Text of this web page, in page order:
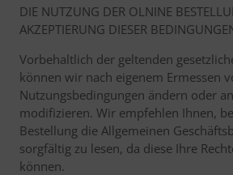
DIE NUTZUNG DER OLNINE
AKZEPTIERUNG DIESER
Vorbehaltlich der geltenden
können wir nach eigenem Ermessen
Nutzungsbedingungen ändern oder
modifizieren. Wir empfehlen Ihnen,
Bestellung die Allgemeinen
sorgfältig zu lesen, da diese Ihre
können.